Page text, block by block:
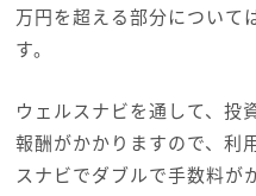
万円を超える部分について
す。
ウェルスナビを通して、投
報酬がかかりますので、利
スナビでダブルで手数料が